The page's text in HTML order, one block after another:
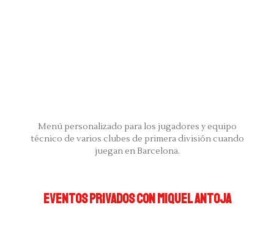
Menú personalizado para los jugadores y equipo
técnico de varios clubes de primera división cuando
juegan en Barcelona.
EVENTOS PRIVADOS CON MIQUEL ANTOJA